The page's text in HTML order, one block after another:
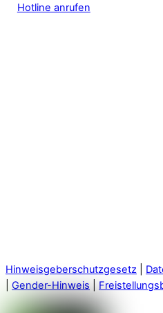
Hotline anrufen
Hinweisgeberschutzgesetz
Gender-Hinweis